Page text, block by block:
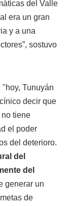
del Valle
era un gran
y a una
sostuvo
Tunuyán
decir que
tiene
el poder
del deterioro.
del
del
generar un
de